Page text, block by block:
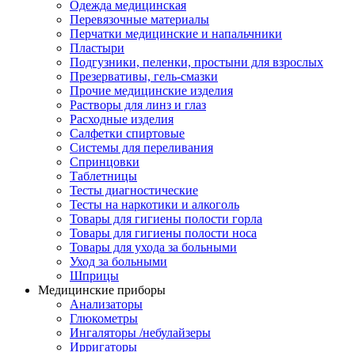
Одежда медицинская
Перевязочные материалы
Перчатки медицинские и напальчники
Пластыри
Подгузники, пеленки, простыни для взрослых
Презервативы, гель-смазки
Прочие медицинские изделия
Растворы для линз и глаз
Расходные изделия
Салфетки спиртовые
Системы для переливания
Спринцовки
Таблетницы
Тесты диагностические
Тесты на наркотики и алкоголь
Товары для гигиены полости горла
Товары для гигиены полости носа
Товары для ухода за больными
Уход за больными
Шприцы
Медицинские приборы
Анализаторы
Глюкометры
Ингаляторы /небулайзеры
Ирригаторы